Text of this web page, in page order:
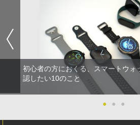
初心者の方におくる、スマートウォ
認したい10のこと
● ● ●